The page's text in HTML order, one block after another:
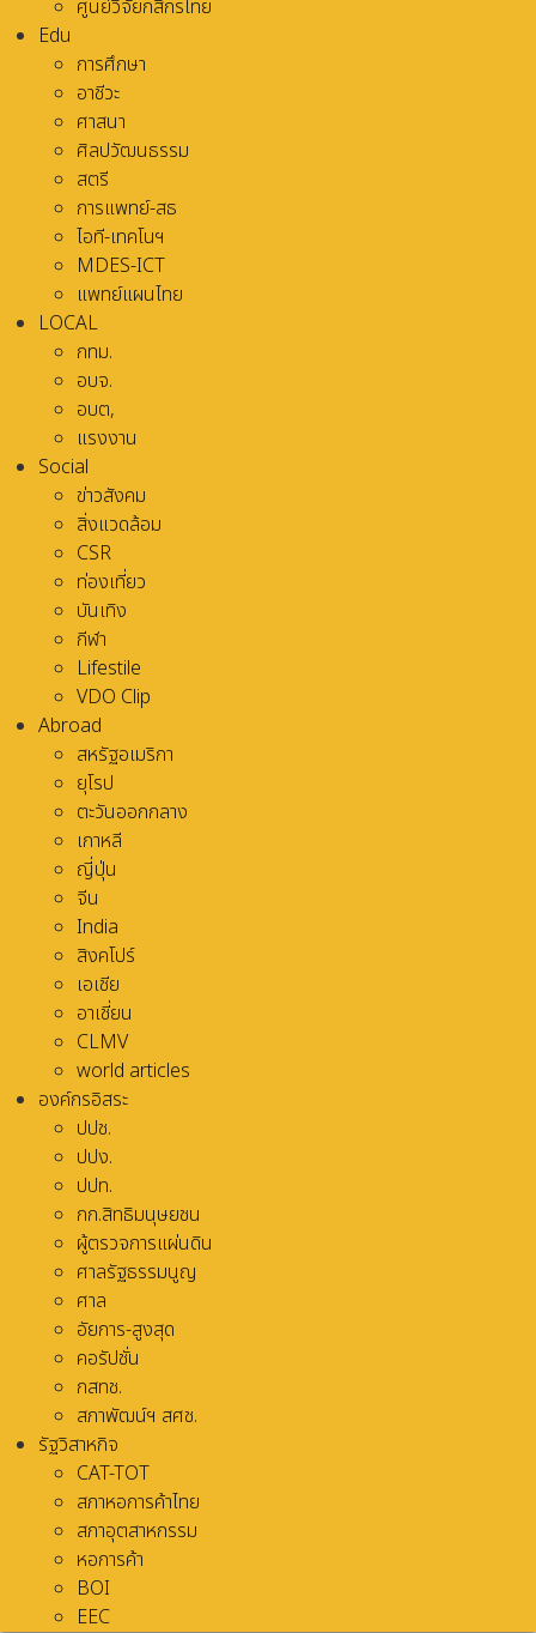
ศูนย์วิจัยกสิกรไทย
Edu
การศึกษา
อาชีวะ
ศาสนา
ศิลปวัฒนธรรม
สตรี
การแพทย์-สธ
ไอที-เทคโนฯ
MDES-ICT
แพทย์แผนไทย
LOCAL
กทม.
อบจ.
อบต,
แรงงาน
Social
ข่าวสังคม
สิ่งแวดล้อม
CSR
ท่องเที่ยว
บันเทิง
กีฬา
Lifestile
VDO Clip
Abroad
สหรัฐอเมริกา
ยุโรป
ตะวันออกกลาง
เกาหลี
ญี่ปุ่น
จีน
India
สิงคโปร์
เอเชีย
อาเชี่ยน
CLMV
world articles
องค์กรอิสระ
ปปช.
ปปง.
ปปท.
กก.สิทธิมนุษยชน
ผู้ตรวจการแผ่นดิน
ศาลรัฐธรรมนูญ
ศาล
อัยการ-สูงสุด
คอรัปชั่น
กสทช.
สภาพัฒน์ฯ สศช.
รัฐวิสาหกิจ
CAT-TOT
สภาหอการค้าไทย
สภาอุตสาหกรรม
หอการค้า
BOI
EEC